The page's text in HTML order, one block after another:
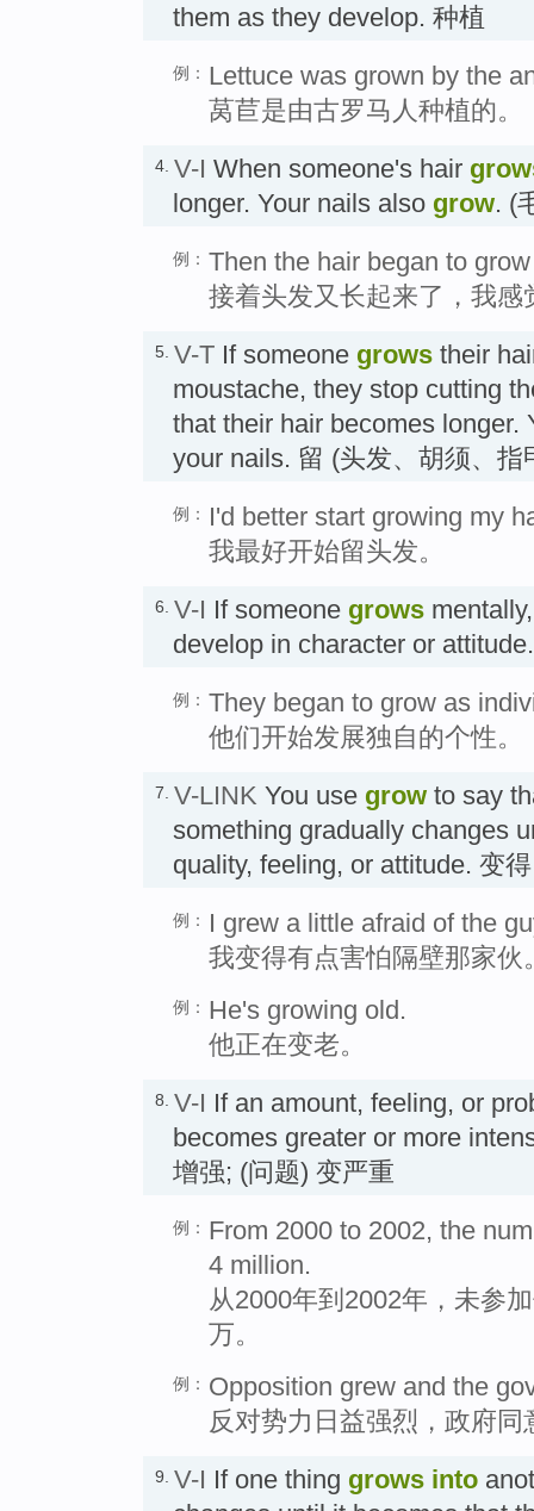
them as they develop. 种植
例： Lettuce was grown by the
莴苣是由古罗马人种植的。
4. V-I When someone's hair
longer. Your nails also grow. (
例： Then the hair began to
接着头发又长起来了，我感
5. V-T If someone grows their
moustache, they stop cutting
that their hair becomes longer.
your nails. 留 (头发、胡须、指
例：
I'd better start growing my
我最好开始留头发。
6. V-I If someone grows
develop in character or
例： They began to grow as
他们开始发展独自的个性。
7. V-LINK You use grow to say
something gradually changes
quality, feeling, or attitude. 变得
例：
I grew a little afraid of the
我变得有点害怕隔壁那家伙
例： He's growing old.
他正在变老。
8. V-I If an amount, feeling, or
becomes greater or more
增强; (问题) 变严重
例： From 2000 to 2002, the
4 million.
从2000年到2002年，未参
万。
例： Opposition grew and the
反对势力日益强烈，政府同
9. V-I If one thing grows into